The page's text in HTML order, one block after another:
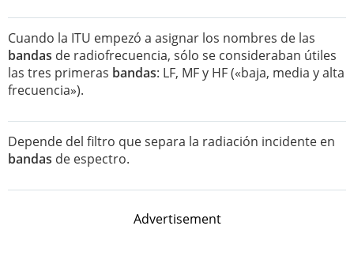
Cuando la ITU empezó a asignar los nombres de las
bandas de radiofrecuencia, sólo se consideraban útiles
las tres primeras bandas: LF, MF y HF («baja, media y alta
frecuencia»).
Depende del filtro que separa la radiación incidente en
bandas de espectro.
Advertisement